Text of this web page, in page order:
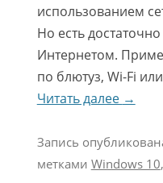
использованием
Но есть
Интернетом.
по блютуз, Wi-Fi
Читать далее →
Запись
метками Windows 10,